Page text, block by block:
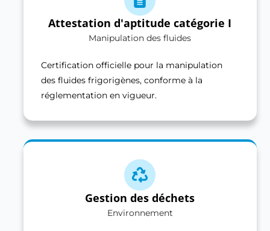
Attestation d'aptitude catégorie I
Manipulation des fluides
Certification officielle pour la manipulation
des fluides frigorigènes, conforme à la
réglementation en vigueur.
Gestion des déchets
Environnement